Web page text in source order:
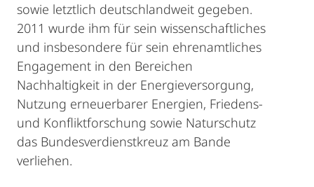
sowie letztlich deutschlandweit gegeben.
2011 wurde ihm für sein wissenschaftliches
und insbesondere für sein ehrenamtliches
Engagement in den Bereichen
Nachhaltigkeit in der Energieversorgung,
Nutzung erneuerbarer Energien, Friedens-
und Konfliktforschung sowie Naturschutz
das Bundesverdienstkreuz am Bande
verliehen.